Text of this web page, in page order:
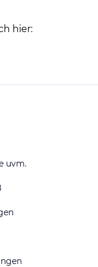
hier:
uvm.